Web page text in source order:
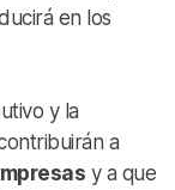
en los
y la
a
y a que